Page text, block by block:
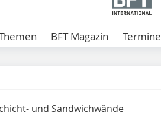
BFT Magazin Termine
und Sandwichwände